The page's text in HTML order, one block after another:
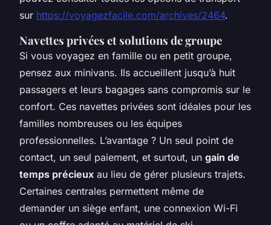
sur https://voyagezfacile.com/archives/2464.
Navettes privées et solutions de groupe
Si vous voyagez en famille ou en petit groupe,
pensez aux minivans. Ils accueillent jusqu’à huit
passagers et leurs bagages sans compromis sur le
confort. Ces navettes privées sont idéales pour les
familles nombreuses ou les équipes
professionnelles. L’avantage ? Un seul point de
contact, un seul paiement, et surtout, un gain de
temps précieux au lieu de gérer plusieurs trajets.
Certaines centrales permettent même de
demander un siège enfant, une connexion Wi-Fi